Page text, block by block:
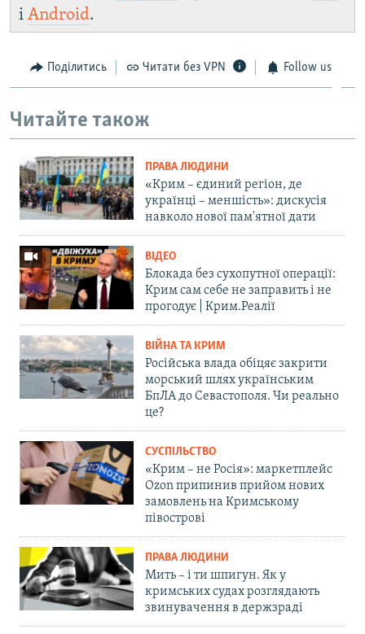
і Android.
Поділитись Читати без VPN Follow us
Читайте також
ПРАВА ЛЮДИНИ
«Крим – єдиний регіон, де
українці – меншість»: дискусія
навколо нової пам'ятної дати
ВІДЕО
Блокада без сухопутної операції:
Крим сам себе не заправить і не
прогодує | Крим.Реалії
ВІЙНА ТА КРИМ
Російська влада обіцяє закрити
морський шлях українським
БпЛА до Севастополя. Чи реально
це?
СУСПІЛЬСТВО
«Крим – не Росія»: маркетплейс
Ozon припинив прийом нових
замовлень на Кримському
півострові
ПРАВА ЛЮДИНИ
Мить – і ти шпигун. Як у
кримських судах розглядають
звинувачення в держзраді